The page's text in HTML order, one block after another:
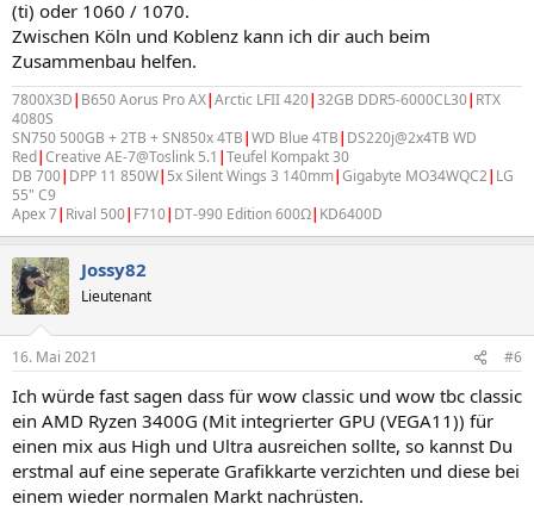
(ti) oder 1060 / 1070.
Zwischen Köln und Koblenz kann ich dir auch beim
Zusammenbau helfen.
7800X3D| B650 Aorus Pro AX|Arctic LFII 420|32GB DDR5-6000CL30| RTX
4080S
SN750 500GB + 2TB + SN850x 4TB|WD Blue 4TB| DS220j@2x4TB WD
Red|Creative AE-7@Toslink 5.1 |Teufel Kompakt 30
DB 700| DPP 11 850W| 5x Silent Wings 3 140mm|Gigabyte MO34WQC2| LG
55" C9
Apex 7| Rival 500| F710| DT-990 Edition 600Ω| KD6400D
Jossy82
Lieutenant
16. Mai 2021 #6
Ich würde fast sagen dass für wow classic und wow tbc classic
ein AMD Ryzen 3400G (Mit integrierter GPU (VEGA11)) für
einen mix aus High und Ultra ausreichen sollte, so kannst Du
erstmal auf eine seperate Grafikkarte verzichten und diese bei
einem wieder normalen Markt nachrüsten.